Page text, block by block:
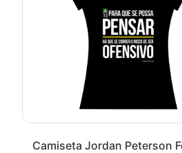
Camiseta Jordan Peterson